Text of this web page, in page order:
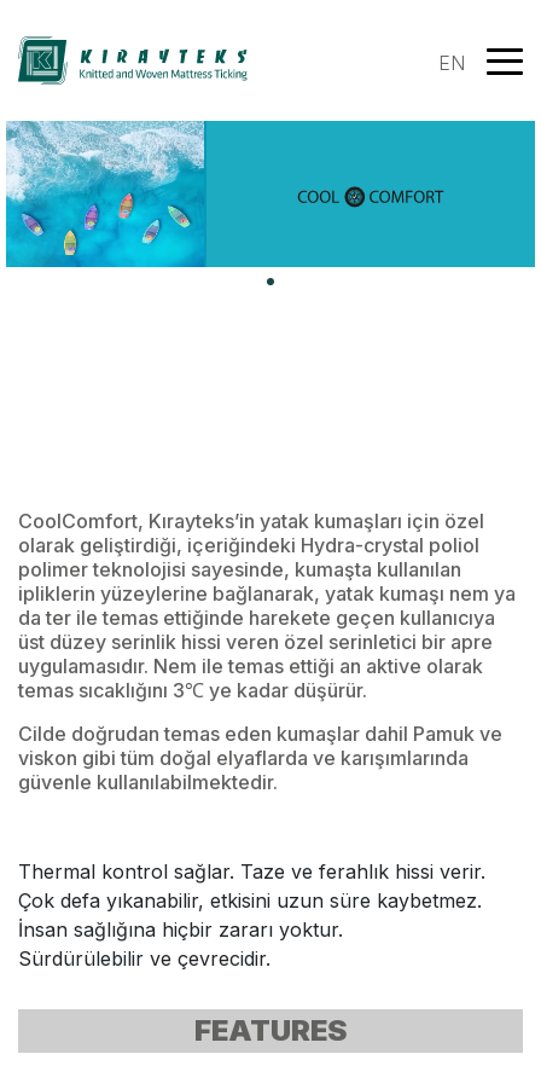
EN
CoolComfort, Kırayteks’in yatak kumaşları için özel
olarak geliştirdiği, içeriğindeki Hydra-crystal poliol
polimer teknolojisi sayesinde, kumaşta kullanılan
ipliklerin yüzeylerine bağlanarak, yatak kumaşı nem ya
da ter ile temas ettiğinde harekete geçen kullanıcıya
üst düzey serinlik hissi veren özel serinletici bir apre
uygulamasıdır. Nem ile temas ettiği an aktive olarak
temas sıcaklığını 3℃ ye kadar düşürür.
Cilde doğrudan temas eden kumaşlar dahil Pamuk ve
viskon gibi tüm doğal elyaflarda ve karışımlarında
güvenle kullanılabilmektedir.
Thermal kontrol sağlar. Taze ve ferahlık hissi verir.
Çok defa yıkanabilir, etkisini uzun süre kaybetmez.
İnsan sağlığına hiçbir zararı yoktur.
Sürdürülebilir ve çevrecidir.
FEATURES